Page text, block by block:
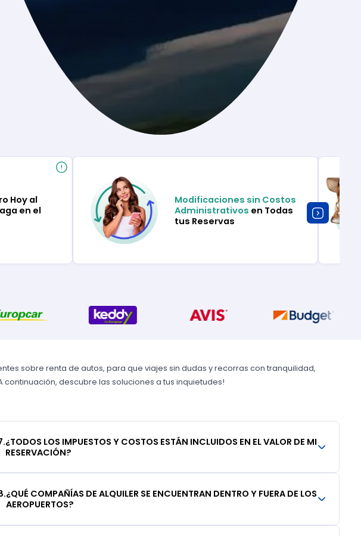
Hoy al
en el
Modificaciones sin Costos
Administrativos en Todas
tus Reservas
sobre renta de autos, para que viajes sin dudas y recorras con tranquilidad,
descubre las soluciones a tus inquietudes!
.¿TODOS LOS IMPUESTOS Y COSTOS ESTÁN INCLUIDOS EN EL VALOR DE MI
RESERVACIÓN?
.¿QUÉ COMPAÑÍAS DE ALQUILER SE ENCUENTRAN DENTRO Y FUERA DE LOS
AEROPUERTOS?